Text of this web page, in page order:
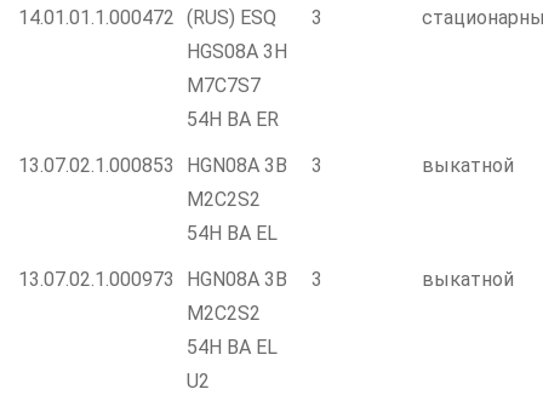
14.01.01.1.000472 (RUS) ESQ
HGS08A 3H
M7C7S7
54H BA ER
3
13.07.02.1.000853
HGN08A 3B
M2C2S2
54H BA EL
3 выкатной
13.07.02.1.000973
HGN08A 3B
M2C2S2
54H BA EL
U2
3 выкатной